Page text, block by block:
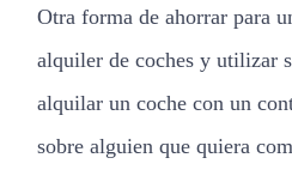
Otra forma de ahorrar para
alquiler de coches y utilizar
alquilar un coche con un
sobre alguien que quiera